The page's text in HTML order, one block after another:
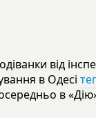
від
в Одесі
в